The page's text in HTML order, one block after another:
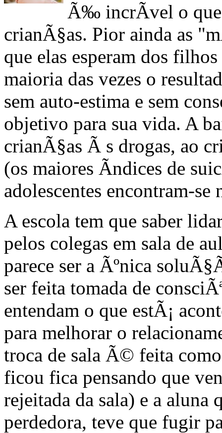
Ã‰ incrÃ­vel o que
crianÃ§as. Pior ainda as
que elas esperam dos
maioria das vezes o
sem auto-estima e sem
objetivo para sua vida. A
crianÃ§as Ã s drogas, ao
(os maiores Ã­ndices de
adolescentes encontram-se
A escola tem que saber
pelos colegas em sala de
parece ser a Ãºnica
ser feita tomada de
entendam o que estÃ¡
para melhorar o
troca de sala Ã© feita
ficou fica pensando que
rejeitada da sala) e a aluna
perdedora, teve que fugir